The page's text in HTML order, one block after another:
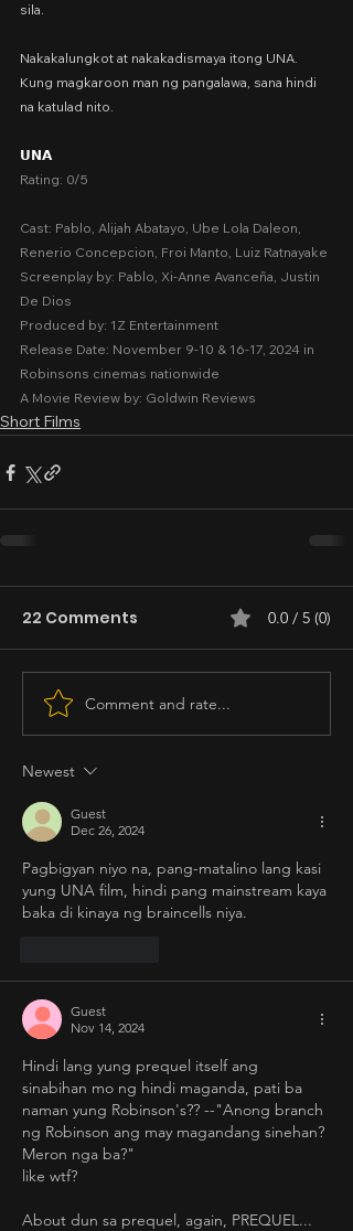
sila.
Nakakalungkot at nakakadismaya itong UNA.
Kung magkaroon man ng pangalawa, sana hindi
na katulad nito.
𝗨𝗡𝗔
Rating: 0/5
Cast: Pablo, Alijah Abatayo, Ube Lola Daleon,
Renerio Concepcion, Froi Manto, Luiz Ratnayake
Screenplay by: Pablo, Xi-Anne Avanceña, Justin
De Dios
Produced by: 1Z Entertainment
Release Date: November 9-10 & 16-17, 2024 in
Robinsons cinemas nationwide
A Movie Review by: Goldwin Reviews
Short Films
22 Comments 0.0 / 5 (0)
Comment and rate...
Newest
Guest
Dec 26, 2024
Pagbigyan niyo na, pang-matalino lang kasi
yung UNA film, hindi pang mainstream kaya
baka di kinaya ng braincells niya.
Guest
Nov 14, 2024
Hindi lang yung prequel itself ang
sinabihan mo ng hindi maganda, pati ba
naman yung Robinson's?? --"Anong branch
ng Robinson ang may magandang sinehan?
Meron nga ba?"
like wtf?
About dun sa prequel, again, PREQUEL...